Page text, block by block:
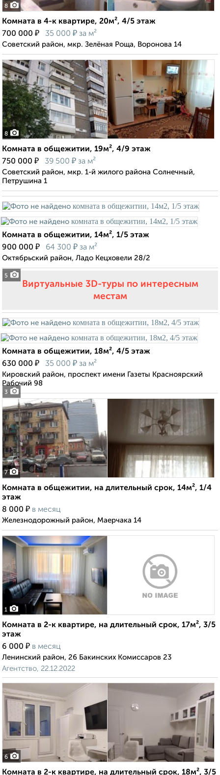
8
Комната в 4-к квартире, 20м², 4/5 этаж
700 000 ₽ 35 000 ₽ за м²
Советский район, мкр. Зелёная Роща, Воронова 14
8
Комната в общежитии, 19м², 4/9 этаж
750 000 ₽ 39 500 ₽ за м²
Советский район, мкр. 1-й жилого района Солнечный,
Петрушина 1
5
Комната в общежитии, 14м², 1/5 этаж
900 000 ₽ 64 300 ₽ за м²
Октябрьский район, Ладо Кецховели 28/2
Виртуальные 3D-туры по интересным
местам
3
Комната в общежитии, 18м², 4/5 этаж
630 000 ₽ 35 000 ₽ за м²
Кировский район, проспект имени Газеты Красноярский
Рабочий 98
7
Комната в общежитии, на длительный срок, 14м², 1/4
этаж
8 000 ₽ в месяц
Железнодорожный район, Маерчака 14
1
Комната в 2-к квартире, на длительный срок, 17м², 3/5
этаж
6 000 ₽ в месяц
Ленинский район, 26 Бакинских Комиссаров 23
Агентство, 22.12.2022
6
Комната в 2-к квартире, на длительный срок, 18м², 3/5